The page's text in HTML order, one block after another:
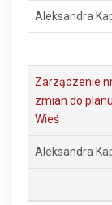
Aleksandra
Zarządzenie
zmian do
Wieś
Aleksandra